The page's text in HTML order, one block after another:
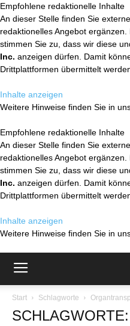
Empfohlene redaktionelle Inhalte
An dieser Stelle finden Sie
redaktionelles Angebot
stimmen Sie zu, dass wir diese
Inc. anzeigen dürfen. Damit
Drittplattformen übermittelt
Inhalte anzeigen
Weitere Hinweise finden Sie in
Empfohlene redaktionelle Inhalte
An dieser Stelle finden Sie
redaktionelles Angebot
stimmen Sie zu, dass wir diese
Inc. anzeigen dürfen. Damit
Drittplattformen übermittelt
Inhalte anzeigen
Weitere Hinweise finden Sie in
Start Schlagworte
SCHLAGWORTE: